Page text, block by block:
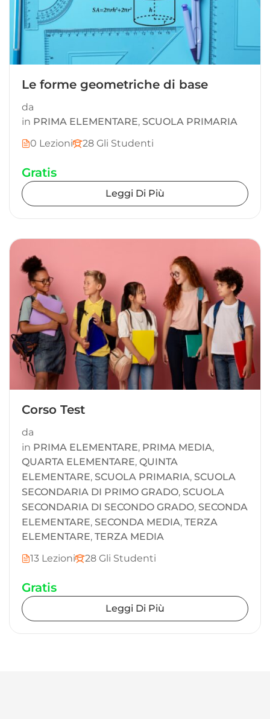
Le forme geometriche di base
da
in PRIMA ELEMENTARE, SCUOLA PRIMARIA
0 Lezioni
28 Gli Studenti
Gratis
Leggi Di Più
Corso Test
da
in PRIMA ELEMENTARE, PRIMA MEDIA,
QUARTA ELEMENTARE, QUINTA
ELEMENTARE, SCUOLA PRIMARIA, SCUOLA
SECONDARIA DI PRIMO GRADO, SCUOLA
SECONDARIA DI SECONDO GRADO, SECONDA
ELEMENTARE, SECONDA MEDIA, TERZA
ELEMENTARE, TERZA MEDIA
13 Lezioni
28 Gli Studenti
Gratis
Leggi Di Più